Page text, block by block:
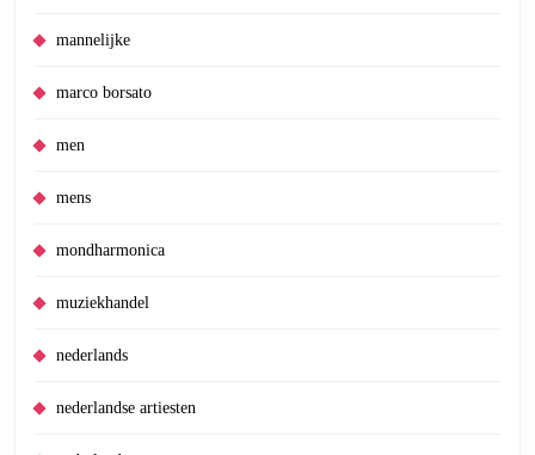
mannelijke
marco borsato
men
mens
mondharmonica
muziekhandel
nederlands
nederlandse artiesten